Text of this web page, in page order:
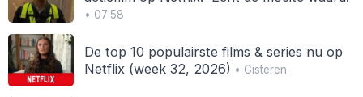
• 07:58
De top 10 populairste films & series nu op
Netflix (week 32, 2026) • Gisteren